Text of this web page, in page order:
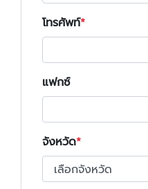
โทรศัพท์
แฟกซ์
จังหวัด